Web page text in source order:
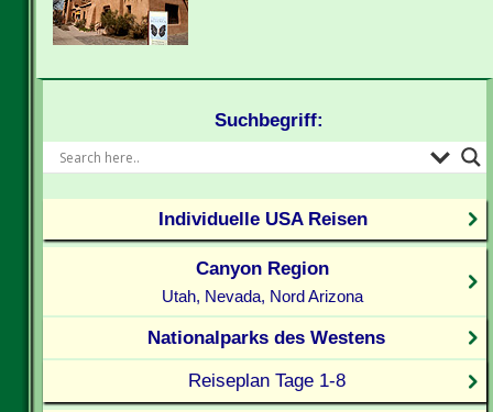
Suchbegriff:
Individuelle USA Reisen
Canyon Region
Utah, Nevada, Nord Arizona
Nationalparks des Westens
Reiseplan Tage 1-8